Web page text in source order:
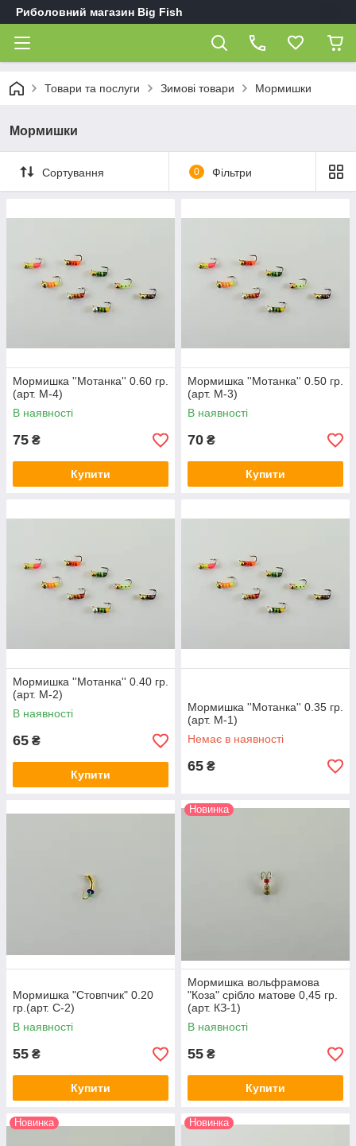
Риболовний магазин Big Fish
Товари та послуги Зимові товари Мормишки
Мормишки
Сортування 0 Фільтри
Мормишка ''Мотанка'' 0.60 гр.
(арт. М-4)
В наявності
75 ₴
Купити
Мормишка ''Мотанка'' 0.50 гр.
(арт. М-3)
В наявності
70 ₴
Купити
Мормишка ''Мотанка'' 0.40 гр.
(арт. М-2)
В наявності
65 ₴
Купити
Мормишка ''Мотанка'' 0.35 гр.
(арт. М-1)
Немає в наявності
65 ₴
Мормишка "Стовпчик" 0.20
гр.(арт. С-2)
В наявності
55 ₴
Купити
Новинка
Мормишка вольфрамова
"Коза" срібло матове 0,45 гр.
(арт. КЗ-1)
В наявності
55 ₴
Купити
Новинка Новинка